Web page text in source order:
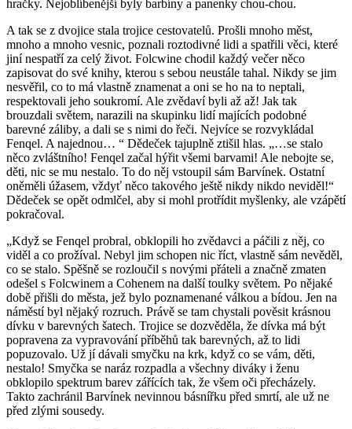
hračky. Nejoblíbenější byly barbíny a panenky chou-chou.
A tak se z dvojice stala trojice cestovatelů. Prošli mnoho měst,
mnoho a mnoho vesnic, poznali roztodivné lidi a spatřili věci, které
jiní nespatří za celý život. Folcwine chodil každý večer něco
zapisovat do své knihy, kterou s sebou neustále tahal. Nikdy se jim
nesvěřil, co to má vlastně znamenat a oni se ho na to neptali,
respektovali jeho soukromí. Ale zvědaví byli až až! Jak tak
brouzdali světem, narazili na skupinku lidí majících podobné
barevné záliby, a dali se s nimi do řeči. Nejvíce se rozvykládal
Fenqel. A najednou… “ Dědeček tajuplně ztišil hlas. „…se stalo
něco zvláštního! Fenqel začal hýřit všemi barvami! Ale nebojte se,
děti, nic se mu nestalo. To do něj vstoupil sám Barvínek. Ostatní
oněměli úžasem, vždyť něco takového ještě nikdy nikdo neviděl!“
Dědeček se opět odmlčel, aby si mohl protřídit myšlenky, ale vzápětí
pokračoval.
„Když se Fenqel probral, obklopili ho zvědavci a páčili z něj, co
viděl a co prožíval. Nebyl jim schopen nic říct, vlastně sám nevěděl,
co se stalo. Spěšně se rozloučil s novými přáteli a značně zmaten
odešel s Folcwinem a Cohenem na další toulky světem. Po nějaké
době přišli do města, jež bylo poznamenané válkou a bídou. Jen na
náměstí byl nějaký rozruch. Právě se tam chystali pověsit krásnou
dívku v barevných šatech. Trojice se dozvěděla, že dívka má být
popravena za vypravování příběhů tak barevných, až to lidi
popuzovalo. Už jí dávali smyčku na krk, když co se vám, děti,
nestalo! Smyčka se naráz rozpadla a všechny diváky i ženu
obklopilo spektrum barev zářících tak, že všem oči přecházely.
Takto zachránil Barvínek nevinnou básnířku před smrtí, ale už ne
před zlými sousedy.